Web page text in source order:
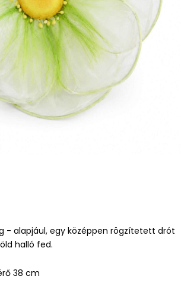
- alapjául, egy középpen rögzítetett drót
halló fed.
38 cm